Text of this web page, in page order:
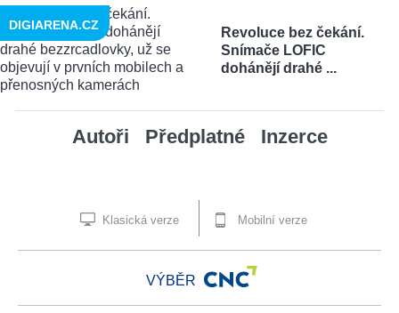
Revoluce bez čekání.
Snímače LOFIC
dohánějí drahé ...
DIGIARENA.CZ
Autoři Předplatné Inzerce
Klasická verze Mobilní verze
VÝBĚR